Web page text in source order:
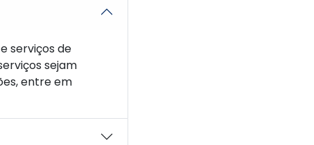
serviços de
sejam
entre em